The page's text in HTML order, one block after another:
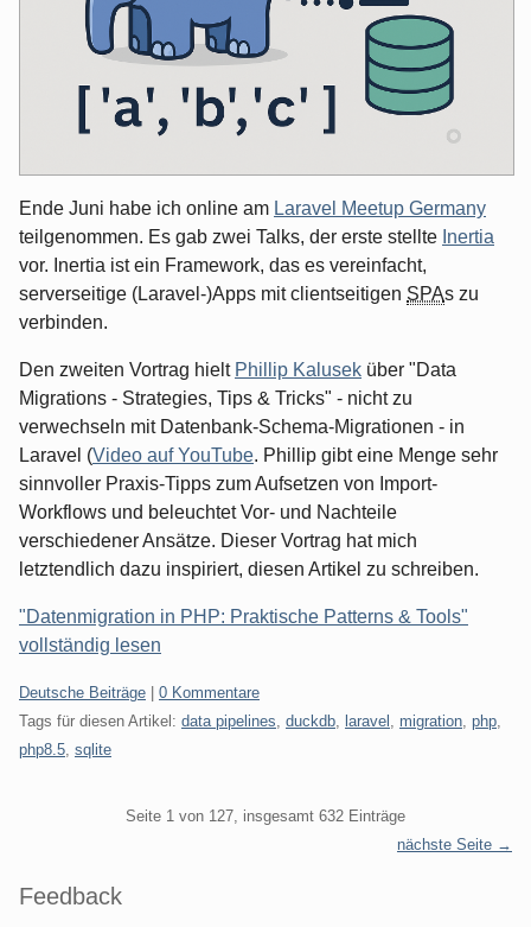
Ende Juni habe ich online am Laravel Meetup Germany
teilgenommen. Es gab zwei Talks, der erste stellte Inertia
vor. Inertia ist ein Framework, das es vereinfacht,
serverseitige (Laravel-)Apps mit clientseitigen SPAs zu
verbinden.
Den zweiten Vortrag hielt Phillip Kalusek über "Data
Migrations - Strategies, Tips & Tricks" - nicht zu
verwechseln mit Datenbank-Schema-Migrationen - in
Laravel (Video auf YouTube. Phillip gibt eine Menge sehr
sinnvoller Praxis-Tipps zum Aufsetzen von Import-
Workflows und beleuchtet Vor- und Nachteile
verschiedener Ansätze. Dieser Vortrag hat mich
letztendlich dazu inspiriert, diesen Artikel zu schreiben.
"Datenmigration in PHP: Praktische Patterns & Tools"
vollständig lesen
Kategorien:
Deutsche Beiträge
0 Kommentare
Tags für diesen Artikel: data pipelines, duckdb, laravel , migration, php,
php8.5, sqlite
PaginationSeite 1 von 127, insgesamt 632 Einträge
nächste Seite →
Seitenleiste
Feedback